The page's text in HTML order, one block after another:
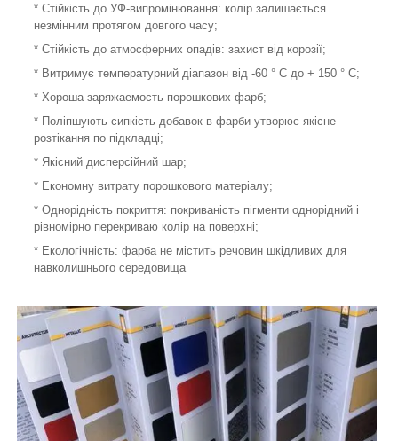
* Стійкість до УФ-випромінювання: колір залишається
незмінним протягом довгого часу;
* Стійкість до атмосферних опадів: захист від корозії;
* Витримує температурний діапазон від -60 ° С до + 150 ° С;
* Хороша заряжаемость порошкових фарб;
* Поліпшують сипкість добавок в фарби утворює якісне
розтікання по підкладці;
* Якісний дисперсійний шар;
* Економну витрату порошкового матеріалу;
* Однорідність покриття: покриваність пігменти однорідний і
рівномірно перекриваю колір на поверхні;
* Екологічність: фарба не містить речовин шкідливих для
навколишнього середовища